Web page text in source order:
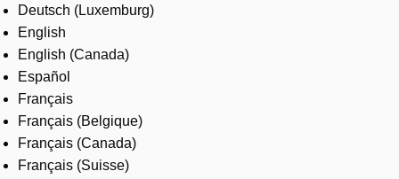
Contact us
Careers
Deutsch (Luxemburg)
English
English (Canada)
Español
Français
Français (Belgique)
Français (Canada)
Français (Suisse)